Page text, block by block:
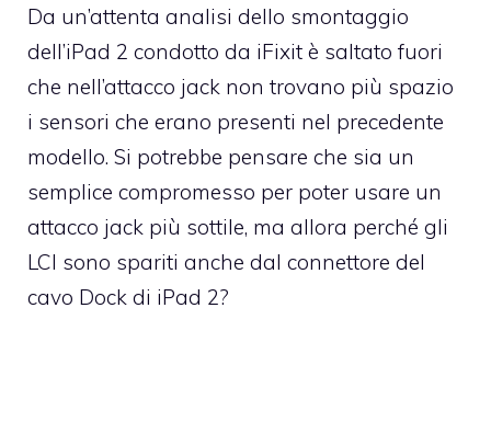
Da un’attenta analisi dello smontaggio
dell’iPad 2 condotto da iFixit è saltato fuori
che nell’attacco jack non trovano più spazio
i sensori che erano presenti nel precedente
modello. Si potrebbe pensare che sia un
semplice compromesso per poter usare un
attacco jack più sottile, ma allora perché gli
LCI sono spariti anche dal connettore del
cavo Dock di iPad 2?